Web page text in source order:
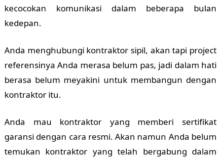
kecocokan komunikasi dalam beberapa bulan
kedepan.
Anda menghubungi kontraktor sipil, akan tapi project
referensinya Anda merasa belum pas, jadi dalam hati
berasa belum meyakini untuk membangun dengan
kontraktor itu.
Anda mau kontraktor yang memberi sertifikat
garansi dengan cara resmi. Akan namun Anda belum
temukan kontraktor yang telah bergabung dalam